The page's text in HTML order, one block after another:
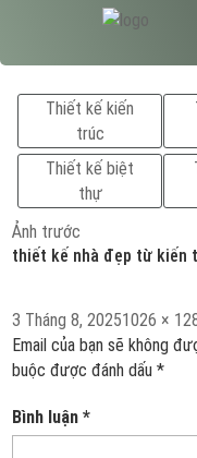
Thiết kế kiến
trúc
Thiết kế biệt
thự
Ảnh trước
thiết kế nhà đẹp từ kiến
Đăng
vào
ngày
3 Tháng 8, 2025Kích
cỡ
đầy
1026 ×
Email của bạn sẽ không
buộc được đánh dấu*
Bình luận*